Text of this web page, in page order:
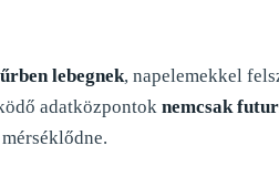
lebegnek, napelemekkel
adatközpontok nemcsak